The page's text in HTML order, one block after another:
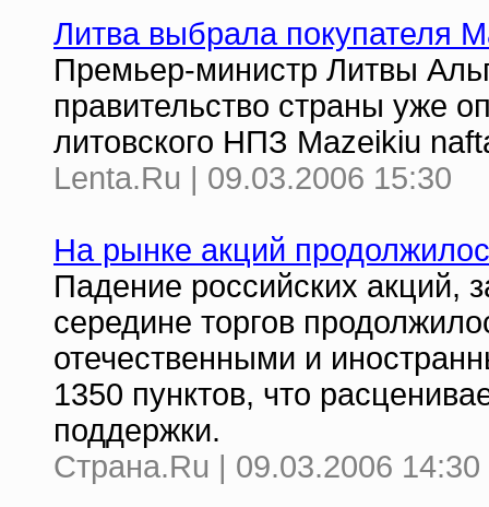
Литва выбрала покупателя
Премьер-министр Литвы
правительство страны уже
литовского НПЗ Mazeikiu
Lenta.Ru | 09.03.2006 15:30
На рынке акций
Падение российских акций,
середине торгов
отечественными и
1350 пунктов, что
поддержки.
Страна.Ru | 09.03.2006 14:30